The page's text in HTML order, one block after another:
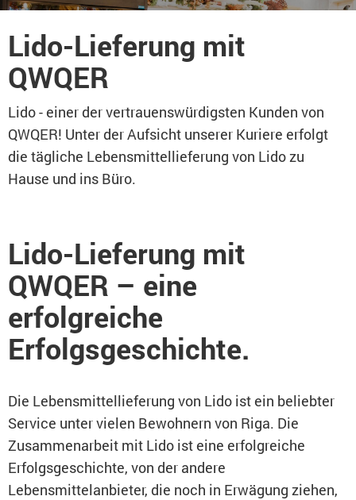
Lido-Lieferung mit
QWQER
Lido - einer der vertrauenswürdigsten Kunden von
QWQER! Unter der Aufsicht unserer Kuriere erfolgt
die tägliche Lebensmittellieferung von Lido zu
Hause und ins Büro.
Lido-Lieferung mit
QWQER – eine
erfolgreiche
Erfolgsgeschichte.
Die Lebensmittellieferung von Lido ist ein beliebter
Service unter vielen Bewohnern von Riga. Die
Zusammenarbeit mit Lido ist eine erfolgreiche
Erfolgsgeschichte, von der andere
Lebensmittelanbieter, die noch in Erwägung ziehen,